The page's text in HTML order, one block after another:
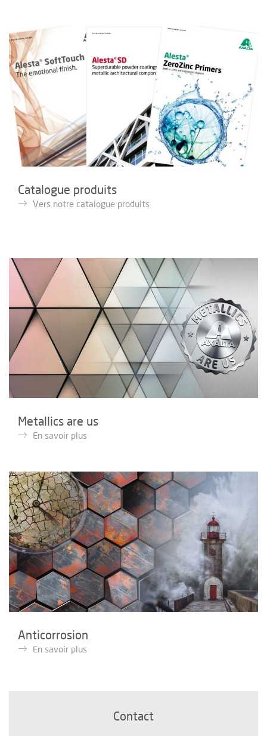
Contact
Catalogue produits
Vers notre catalogue produits
Metallics are us
En savoir plus
Anticorrosion
En savoir plus